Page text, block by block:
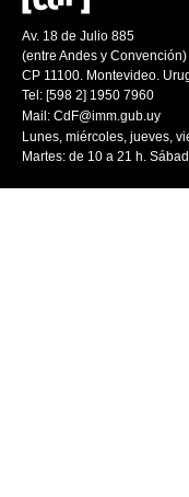
Av. 18 de Julio 885
(entre Andes y Convención)
CP 11100. Montevideo.
Tel: [598 2] 1950 7960
Mail: CdF@imm.gub.uy
Lunes, miércoles, jueves,
Martes: de 10 a 21 h.